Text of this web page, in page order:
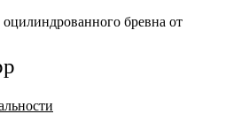
бревна от